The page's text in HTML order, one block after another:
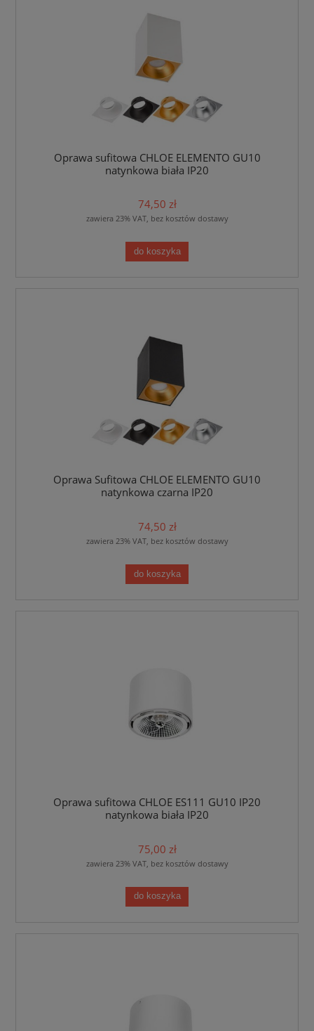
Oprawa sufitowa CHLOE ELEMENTO GU10
natynkowa biała IP20
74,50 zł
zawiera 23% VAT, bez kosztów dostawy
do koszyka
Oprawa Sufitowa CHLOE ELEMENTO GU10
natynkowa czarna IP20
74,50 zł
zawiera 23% VAT, bez kosztów dostawy
do koszyka
Oprawa sufitowa CHLOE ES111 GU10 IP20
natynkowa biała IP20
75,00 zł
zawiera 23% VAT, bez kosztów dostawy
do koszyka